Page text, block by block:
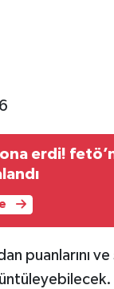
erdi!
puanlarını ve